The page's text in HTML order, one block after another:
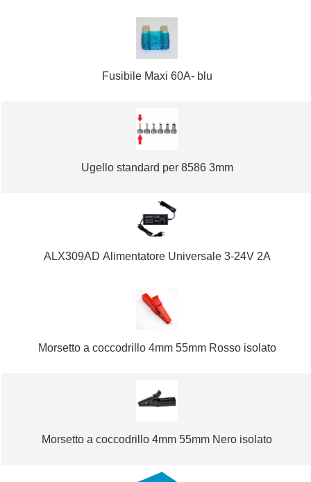
Fusibile Maxi 60A- blu
Ugello standard per 8586 3mm
ALX309AD Alimentatore Universale 3-24V 2A
Morsetto a coccodrillo 4mm 55mm Rosso isolato
Morsetto a coccodrillo 4mm 55mm Nero isolato